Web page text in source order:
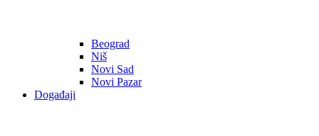
Beograd
Niš
Novi Sad
Novi Pazar
Događaji